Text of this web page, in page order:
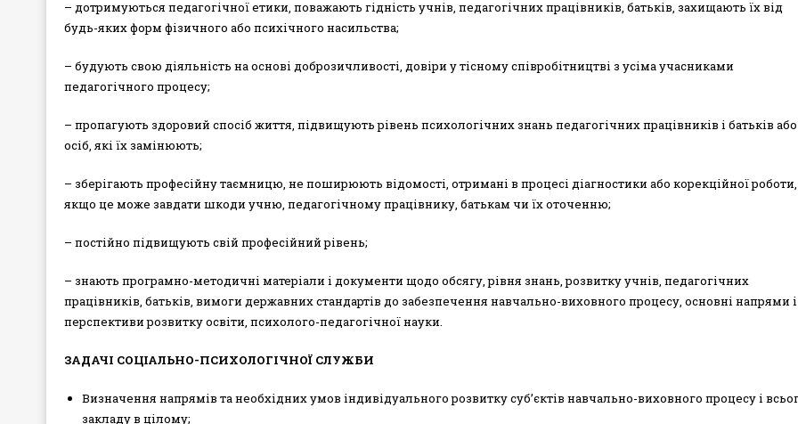
– дотримуються педагогічної етики, поважають гідність учнів, педагогічних працівників, батьків, захищають їх від
будь-яких форм фізичного або психічного насильства;
– будують свою діяльність на основі доброзичливості, довіри у тісному співробітництві з усіма учасниками
педагогічного процесу;
– пропагують здоровий спосіб життя, підвищують рівень психологічних знань педагогічних працівників і батьків або
осіб, які їх замінюють;
– зберігають професійну таємницю, не поширюють відомості, отримані в процесі діагностики або корекційної роботи,
якщо це може завдати шкоди учню, педагогічному працівнику, батькам чи їх оточенню;
– постійно підвищують свій професійний рівень;
– знають програмно-методичні матеріали і документи щодо обсягу, рівня знань, розвитку учнів, педагогічних
працівників, батьків, вимоги державних стандартів до забезпечення навчально-виховного процесу, основні напрями і
перспективи розвитку освіти, психолого-педагогічної науки.
ЗАДАЧІ СОЦІАЛЬНО-ПСИХОЛОГІЧНОЇ СЛУЖБИ
Визначення напрямів та необхідних умов індивідуального розвитку суб’єктів навчально-виховного процесу і
закладу в цілому;